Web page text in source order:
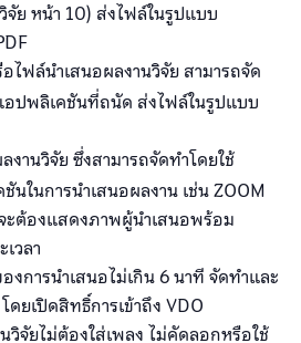
จัย หน้า 10) ส่งไฟล์ในรูปแบบ
ไฟล์นำเสนอผลงานวิจัย สามารถจัด
อปพลิเคชันที่ถนัด ส่งไฟล์ในรูปแบบ
านวิจัย ซึ่งสามารถจัดทำโดยใช้
ในการนำเสนอผลงาน เช่น ZOOM
ต้องแสดงภาพผู้นำเสนอพร้อม
วลา
งการนำเสนอไม่เกิน 6 นาที จัดทำและ
ยเปิดสิทธิ์การเข้าถึง VDO
จัยไม่ต้องใส่เพลง ไม่คัดลอกหรือใช้